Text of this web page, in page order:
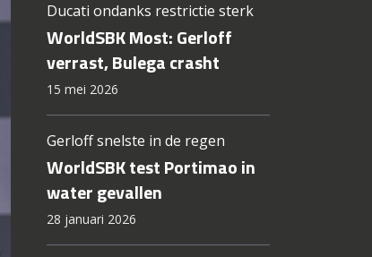
Ducati ondanks restrictie sterk
WorldSBK Most: Gerloff
verrast, Bulega crasht
15 mei 2026
Gerloff snelste in de regen
WorldSBK test Portimao in
water gevallen
28 januari 2026